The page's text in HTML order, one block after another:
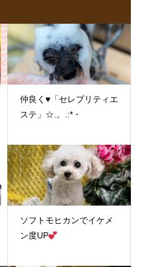
仲良く♥「セレブリティエ
ステ」☆.。.:*・
ソフトモヒカンでイケメ
ン度UP